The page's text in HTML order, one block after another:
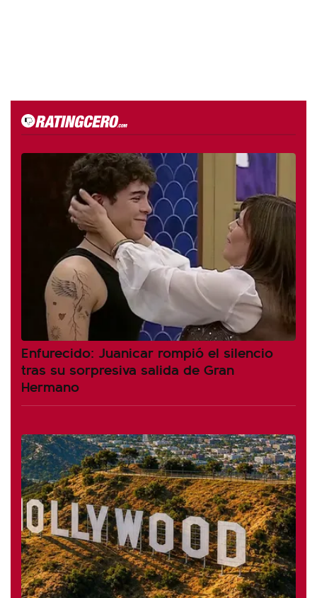
Enfurecido: Juanicar rompió el silencio
tras su sorpresiva salida de Gran
Hermano